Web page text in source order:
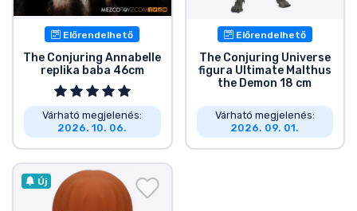
Előrendelhető
The Conjuring Annabelle
replika baba 46cm
Várható megjelenés:
2026. 10. 06.
Előrendelhető
The Conjuring Universe
figura Ultimate Malthus
the Demon 18 cm
Várható megjelenés:
2026. 09. 01.
Új